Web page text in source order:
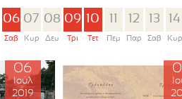
06
Σαβ
07
Κυρ
08
Δευ
09
Τρι
10
Τετ Πεμ
12
Παρ
13
Σαβ
14
Κυρ
06
Ιούλ
2019